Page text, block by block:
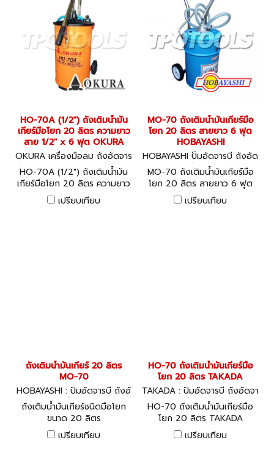
HO-70A (1/2") ถังเติมน้ำมัน
เกียร์มือโยก 20 ลิตร ความยาว
สาย 1/2" x 6 ฟุต OKURA
OKURA เครื่องมือลม ถังอัดจาร
บี อุปกรณ์งานลมต่างๆ HO-70
A
HO-70A (1/2") ถังเติมน้ำมัน
เกียร์มือโยก 20 ลิตร ความยาว
สาย 1/2" x 6 ฟุต OKURA
เปรียบเทียบ
MO-70 ถังเติมน้ำมันเกียร์มือ
โยก 20 ลิตร สายยาว 6 ฟุต
HOBAYASHI
HOBAYASHI ปั๊มอัดจารบี ถังอัด
จารบี MO-70
MO-70 ถังเติมน้ำมันเกียร์มือ
โยก 20 ลิตร สายยาว 6 ฟุต
HOBAYASHI
เปรียบเทียบ
ถังเติมน้ำมันเกียร์ 20 ลิตร
MO-70
HOBAYASHI : ปั๊มอัดจารบี ถังอั
ดจารบี MO-70
ถังเติมน้ำมันเกียร์ชนิดมือโยก
ขนาด 20 ลิตร
เปรียบเทียบ
HO-70 ถังเติมน้ำมันเกียร์มือ
โยก 20 ลิตร TAKADA
TAKADA : ปั๊มอัดจารบี ถังอัดจา
รบี HO-70
HO-70 ถังเติมน้ำมันเกียร์มือ
โยก 20 ลิตร TAKADA
เปรียบเทียบ